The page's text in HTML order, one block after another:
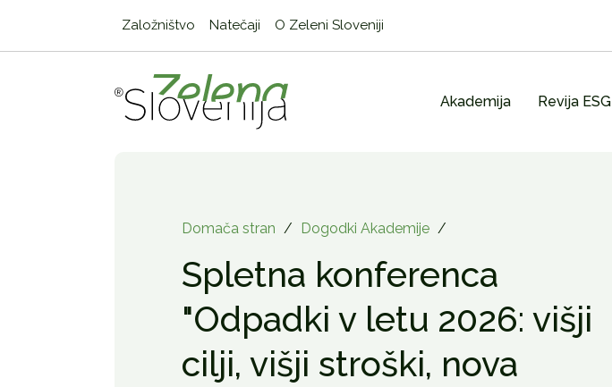
Založništvo Natečaji O Zeleni Sloveniji
Akademija Revija ESG
Domača stran / Dogodki Akademije /
Spletna konferenca
"Odpadki v letu 2026: višji
cilji, višji stroški, nova